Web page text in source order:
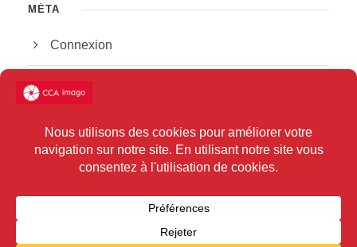
MÉTA
Connexion
Flux des publications
Flux des commentaires
Site de WordPress-FR